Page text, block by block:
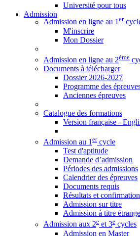
Université pour tous
Admission
Admission en ligne au 1er
M'inscrire
Mon Dossier
Admission en ligne au 2ème
Documents à télécharger
Dossier 2026-2027
Programme des
Anciennes épreuves
Catalogue des formations
Version française -
Admission au 1 ercycle
Test d'aptitude
Demande d’admission
Périodes des admissions
Calendrier des épreuves
Documents requis
Résultats et confirmation
Admission sur titre
Admission à titre
Admission aux 2e et 3e cycles
Admission en Master